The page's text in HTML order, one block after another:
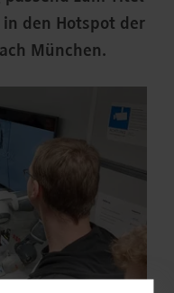
in den Hotspot der
München.